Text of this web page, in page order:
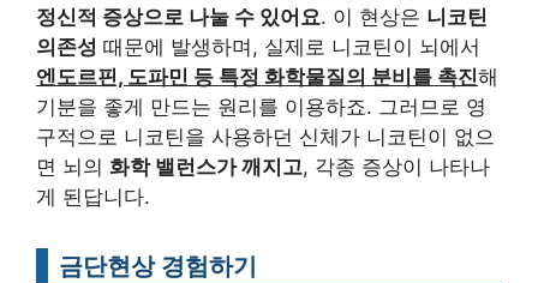
정신적 증상으로 나눌 수 있어요. 이 현상은 니코틴
의존성 때문에 발생하며, 실제로 니코틴이 뇌에서
엔도르핀, 도파민 등 특정 화학물질의 분비를 촉진해
기분을 좋게 만드는 원리를 이용하죠. 그러므로 영
구적으로 니코틴을 사용하던 신체가 니코틴이 없으
면 뇌의 화학 밸런스가 깨지고, 각종 증상이 나타나
게 된답니다.
금단현상 경험하기